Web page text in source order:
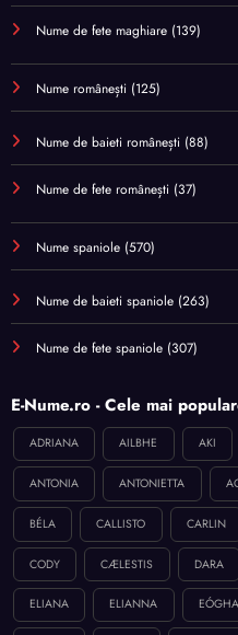
Nume de fete maghiare (139)
Nume românești (125)
Nume de baieti românești (88)
Nume de fete românești (37)
Nume spaniole (570)
Nume de baieti spaniole (263)
Nume de fete spaniole (307)
E-Nume.ro - Cele mai
ADRIANA AILBHE AKI
ANTONIA ANTONIETTA
BÉLA CALLISTO CARLIN
CODY CÆLESTIS DARA
ELIANA ELIANNA